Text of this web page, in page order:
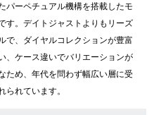
について
パーペチュアル機構を搭載したモ
す。デイトジャストよりもリーズ
で、ダイヤルコレクションが豊富
、ケース違いでバリエーションが
ため、年代を問わず幅広い層に受
られています。